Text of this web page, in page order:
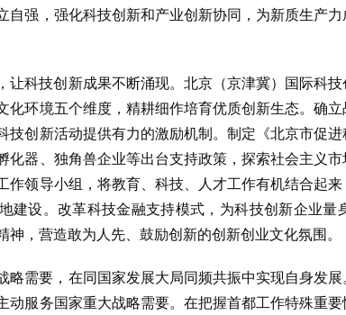
自强，强化科技创新和产业创新协同，为新质生产
让科技创新成果不断涌现。北京（京津冀）国际科
化环境五个维度，精耕细作培育优质创新生态。确
技创新活动提供有力的激励机制。制定《北京市促
化器、独角兽企业等出台支持政策，探索社会主义
作领导小组，将教育、科技、人才工作有机结合起
建设。改革科技金融支持模式，为科技创新企业
，营造敢为人先、鼓励创新的创新创业文化氛围。
略需要，在同国家发展大局同频共振中实现自身发
动服务国家重大战略需要。在把握首都工作特殊重